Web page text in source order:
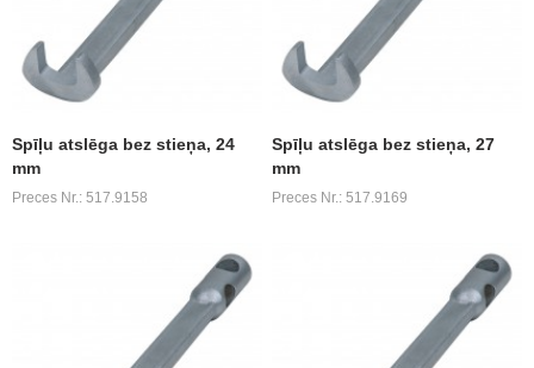
Spīļu atslēga bez stieņa, 24
mm
Preces Nr.: 517.9158
Spīļu atslēga bez stieņa, 27
mm
Preces Nr.: 517.9169